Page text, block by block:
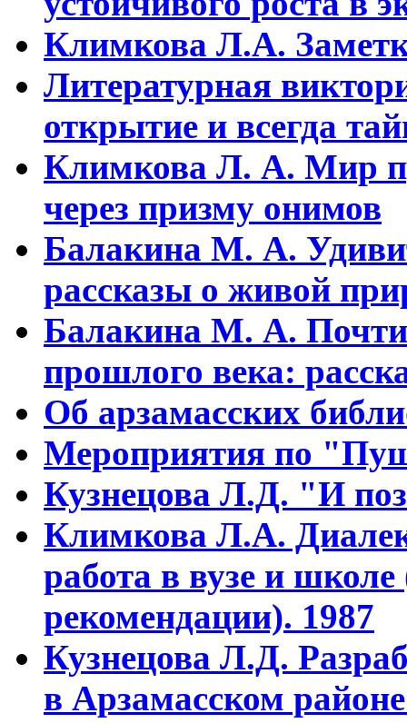
Климкова Л.А.
Литературная
открытие и всегда
Климкова Л. А. Мир
через призму онимов
Балакина М. А.
рассказы о живой
Балакина М. А. Почти
прошлого века:
Об арзамасских
Мероприятия по
Кузнецова Л.Д. "И
Климкова Л.А.
работа в вузе и
рекомендации). 1987
Кузнецова Л.Д.
в Арзамасском